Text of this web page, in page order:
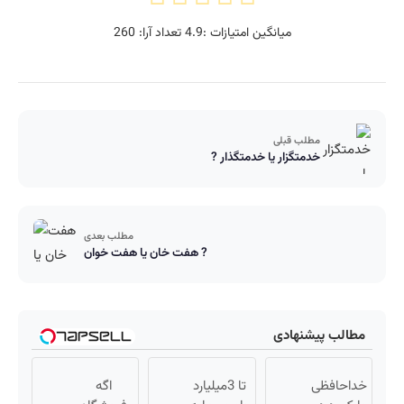
میانگین امتیازات :4.9تعداد آرا: 260
مطلب قبلی
خدمتگزار یا خدمتگذار ?
مطلب بعدی
هفت خان یا هفت خوان ?
مطالب پیشنهادی
خداحافظی
تا 3میلیارد
اگه